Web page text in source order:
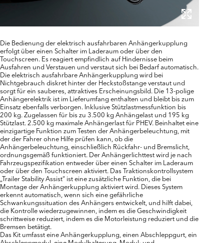
Die Bedienung der elektrisch ausfahrbaren Anhängerkupplung
erfolgt über einen Schalter im Laderaum oder über den
Touchscreen. Es reagiert empfindlich auf Hindernisse beim
Ausfahren und Verstauen und verstaut sich bei Bedarf automatisch.
Die elektrisch ausfahrbare Anhängerkupplung wird bei
Nichtgebrauch diskret hinter der Heckstoßstange verstaut und
sorgt für ein sauberes, attraktives Erscheinungsbild. Die 13-polige
Anhängerelektrik ist im Lieferumfang enthalten und bleibt bis zum
Einsatz ebenfalls verborgen. Inklusive Stützlastmessfunktion bis
200 kg. Zugelassen für bis zu 3.500 kg Anhängelast und 195 kg
Stützlast. 2.500 kg maximale Anhängerlast für PHEV. Beinhaltet eine
einzigartige Funktion zum Testen der Anhängerbeleuchtung, mit
der der Fahrer ohne Hilfe prüfen kann, ob die
Anhängerbeleuchtung, einschließlich Rückfahr- und Bremslicht,
ordnungsgemäß funktioniert. Der Anhängerlichttest wird je nach
Fahrzeugspezifikation entweder über einen Schalter im Laderaum
oder über den Touchscreen aktiviert. Das Traktionskontrollsystem
„Trailer Stability Assist“ ist eine zusätzliche Funktion, die bei
Montage der Anhängerkupplung aktiviert wird. Dieses System
erkennt automatisch, wenn sich eine gefährliche
Schwankungssituation des Anhängers entwickelt, und hilft dabei,
die Kontrolle wiederzugewinnen, indem es die Geschwindigkeit
schrittweise reduziert, indem es die Motorleistung reduziert und die
Bremsen betätigt.
Das Kit umfasst eine Anhängerkupplung, einen Abschleppgurt, ein